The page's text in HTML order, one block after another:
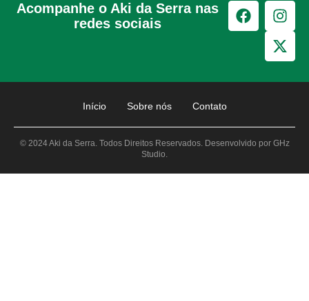
Acompanhe o Aki da Serra nas
redes sociais
Início Sobre nós Contato
© 2024 Aki da Serra. Todos Direitos Reservados. Desenvolvido por GHz
Studio.